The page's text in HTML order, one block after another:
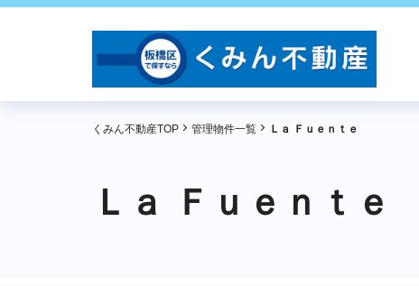
くみん不動産TOP 管理物件一覧 Ｌａ Ｆｕｅｎｔｅ
Ｌａ Ｆｕｅｎｔｅ